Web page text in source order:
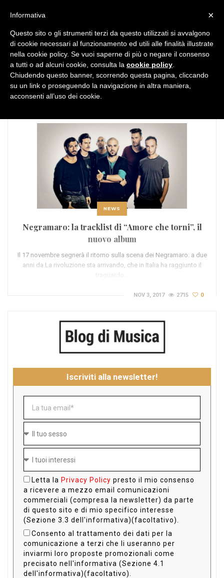
TAG: Fino all’imbrunire
NEWS
Negramaro: la tracklist di “Amore che torni”, il
nuovo album
Il 17 novembre segnerà il ritorno sulla scena dei Negramaro: a due
anni da La rivoluzione sta arrivando, che in Italia ha raggiunto il
traguardo…
NOV 3, 2017 2715 0
Iscriviti alla newsletter!
Letta la Privacy Policy presto il mio consenso
a ricevere a mezzo email comunicazioni
commerciali (compresa la newsletter) da parte
di questo sito e di mio specifico interesse
(Sezione 3.3 dell'informativa)(facoltativo).
Consento al trattamento dei dati per la
comunicazione a terzi che li useranno per
inviarmi loro proposte promozionali come
precisato nell'informativa (Sezione 4.1
dell'informativa)(facoltativo).
×
Informativa
Questo sito o gli strumenti terzi da questo utilizzati si avvalgono
di cookie necessari al funzionamento ed utili alle finalità illustrate
nella cookie policy. Se vuoi saperne di più o negare il consenso
a tutti o ad alcuni cookie, consulta la cookie policy
Chiudendo questo banner, scorrendo questa pagina, cliccando
su un link o proseguendo la navigazione in altra maniera,
acconsenti all’uso dei cookie.